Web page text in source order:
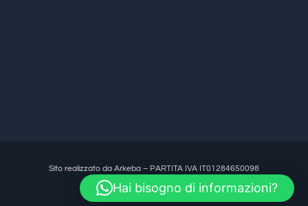
Sito realizzato da Arkeba – PARTITA IVA IT01284650098
Hai bisogno di informazioni?